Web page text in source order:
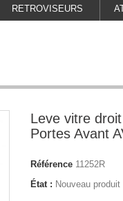
RETROVISEURS
Leve vitre
Portes Avant
Référence 11252R
État : Nouveau produit